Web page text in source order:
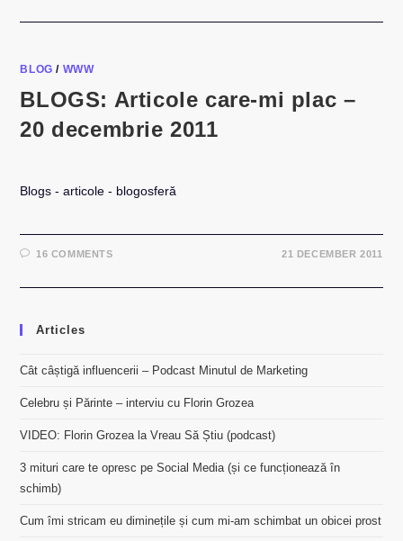
BLOG / WWW
BLOGS: Articole care-mi plac –
20 decembrie 2011
Blogs - articole - blogosferă
16 COMMENTS 21 DECEMBER 2011
Articles
Cât câștigă influencerii – Podcast Minutul de Marketing
Celebru și Părinte – interviu cu Florin Grozea
VIDEO: Florin Grozea la Vreau Să Știu (podcast)
3 mituri care te opresc pe Social Media (și ce funcționează în
schimb)
Cum îmi stricam eu diminețile și cum mi-am schimbat un obicei prost